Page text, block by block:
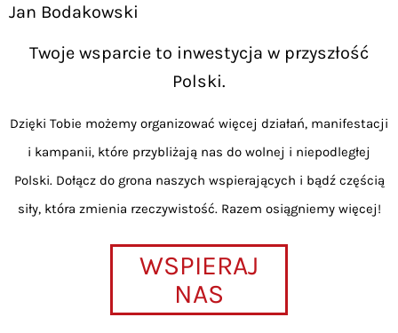
Jan Bodakowski
Twoje wsparcie to inwestycja w przyszłość
Polski.
Dzięki Tobie możemy organizować więcej działań, manifestacji
i kampanii, które przybliżają nas do wolnej i niepodległej
Polski. Dołącz do grona naszych wspierających i bądź częścią
siły, która zmienia rzeczywistość. Razem osiągniemy więcej!
WSPIERAJ
NAS